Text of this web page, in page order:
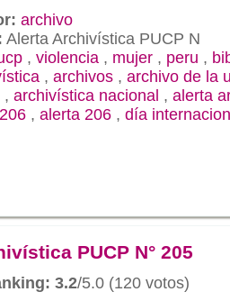
archivo
Alerta Archivística PUCP N
, violencia , mujer , peru ,
, archivos , archivo de la
, archivística nacional , alerta
206 , alerta 206 , día
PUCP N° 205
3.2/5.0 (120 votos)